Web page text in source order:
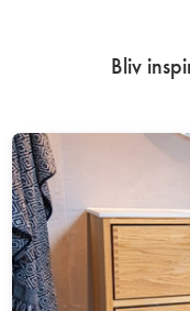
Bliv